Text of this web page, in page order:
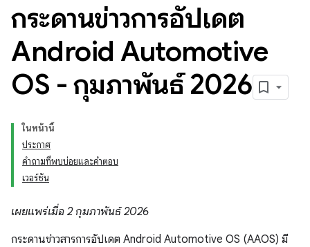
กระดานข่าวการอัปเดต
Android Automotive
OS - กุมภาพันธ์ 2026
ในหน้านี้
ประกาศ
คำถามที่พบบ่อยและคำตอบ
เวอร์ชัน
เผยแพร่เมื่อ 2 กุมภาพันธ์ 2026
กระดานข่าวสารการอัปเดต Android Automotive OS (AAOS) มี